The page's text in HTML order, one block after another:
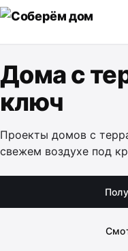
Перейти к
Дома с
ключ
Проекты домов с
свежем воздухе под